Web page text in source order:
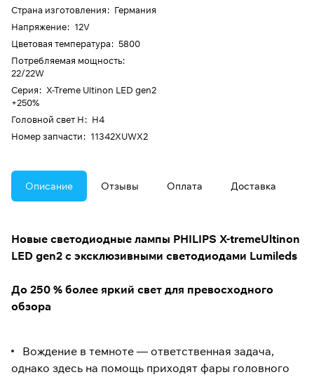
Страна изготовления: Германия
Напряжение: 12V
Цветовая температура: 5800
Потребляемая мощность:
22/22W
Серия: X-Treme Ultinon LED gen2
+250%
Головной свет H: H4
Номер запчасти: 11342XUWX2
Описание Отзывы Оплата Доставка
Новые светодиодные лампы PHILIPS X-tremeUltinon
LED gen2 с эксклюзивными светодиодами Lumileds
До 250 % более яркий свет для превосходного
обзора
Вождение в темноте — ответственная задача,
однако здесь на помощь приходят фары головного